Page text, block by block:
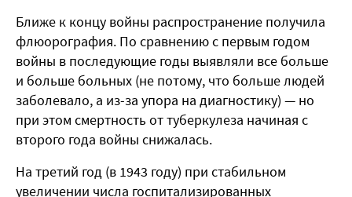
Ближе к концу войны распространение получила
флюорография. По сравнению с первым годом
войны в последующие годы выявляли все больше
и больше больных (не потому, что больше людей
заболевало, а из-за упора на диагностику) — но
при этом смертность от туберкулеза начиная с
второго года войны снижалась.
На третий год (в 1943 году) при стабильном
увеличении числа госпитализированных